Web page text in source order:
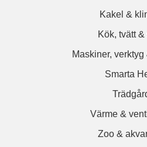
Kakel &
Kök, tvätt &
Maskiner, verktyg
Smarta
Värme &
Zoo &